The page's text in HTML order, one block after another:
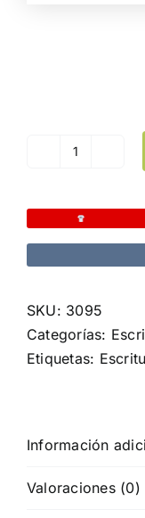
Lápiz
cantidad
SKU: 3095
Categorías:
Etiquetas:
Información
Valoraciones (0)